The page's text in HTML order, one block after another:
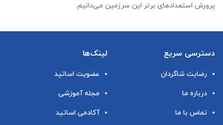
پرورش استعدادهای برتر این سرزمین می‌دانیم.
دسترسی سریع
رضایت شاگردان
درباره ما
تماس با ما
لینک‌ها
عضویت اساتید
مجله آموزشی
آکادمی اساتید